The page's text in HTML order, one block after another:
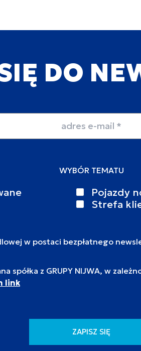
DO
WYBÓR TEMATU
Pojazdy
Strefa
w postaci bezpłatnego
z GRUPY NIJWA, w
link